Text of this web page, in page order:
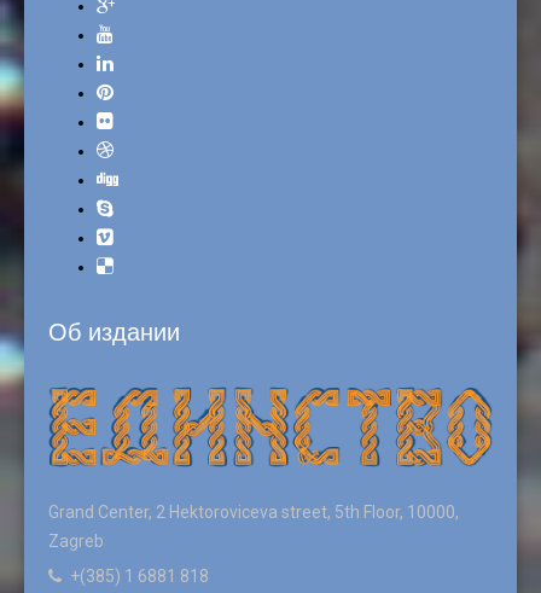
Об издании
Grand Center, 2 Hektoroviceva street, 5th Floor, 10000,
Zagreb
+(385) 1 6881 818